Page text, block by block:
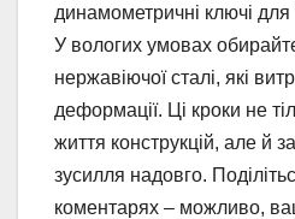
динамометричні ключі для
У вологих умовах
нержавіючої сталі, які
деформації. Ці кроки не
життя конструкцій, але й
зусилля надовго.
коментарях – можливо,